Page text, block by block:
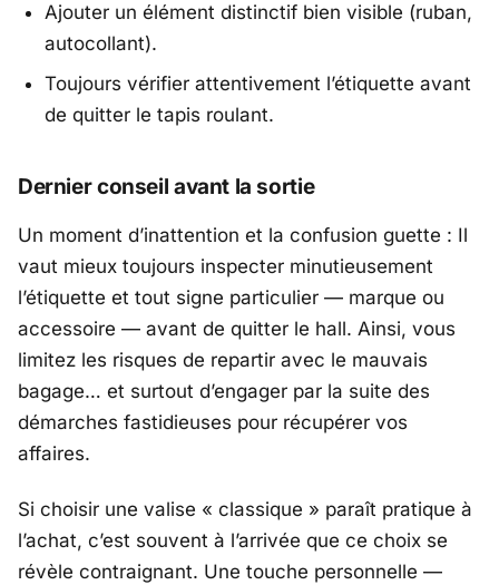
Ajouter un élément distinctif bien visible (ruban,
autocollant).
Toujours vérifier attentivement l’étiquette avant
de quitter le tapis roulant.
Dernier conseil avant la sortie
Un moment d’inattention et la confusion guette : Il
vaut mieux toujours inspecter minutieusement
l’étiquette et tout signe particulier — marque ou
accessoire — avant de quitter le hall. Ainsi, vous
limitez les risques de repartir avec le mauvais
bagage… et surtout d’engager par la suite des
démarches fastidieuses pour récupérer vos
affaires.
Si choisir une valise « classique » paraît pratique à
l’achat, c’est souvent à l’arrivée que ce choix se
révèle contraignant. Une touche personnelle —